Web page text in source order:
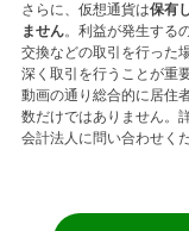
さらに、仮想通貨は保有
ません。利益が発生する
交換などの取引を行った
深く取引を行うことが重
動画の通り総合的に居住
数だけではありません。
会計法人に問い合わせく